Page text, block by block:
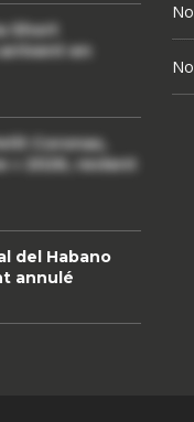
Short
en
Coronas,
» 2026, revient
del Habano
annulé